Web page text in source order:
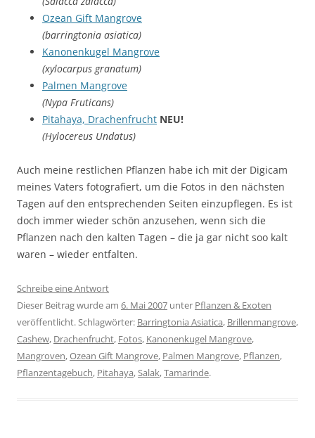
Ozean Gift Mangrove
(barringtonia asiatica)
Kanonenkugel Mangrove
(xylocarpus granatum)
Palmen Mangrove
(Nypa Fruticans)
Pitahaya, Drachenfrucht NEU!
(Hylocereus Undatus)
Auch meine restlichen Pflanzen habe ich mit der Digicam
meines Vaters fotografiert, um die Fotos in den nächsten
Tagen auf den entsprechenden Seiten einzupflegen. Es ist
doch immer wieder schön anzusehen, wenn sich die
Pflanzen nach den kalten Tagen – die ja gar nicht soo kalt
waren – wieder entfalten.
Schreibe eine Antwort
Dieser Beitrag wurde am 6. Mai 2007 unter Pflanzen & Exoten
veröffentlicht. Schlagwörter: Barringtonia Asiatica, Brillenmangrove,
Cashew, Drachenfrucht, Fotos, Kanonenkugel Mangrove,
Mangroven,Ozean Gift Mangrove, Palmen Mangrove, Pflanzen,
Pflanzentagebuch, Pitahaya,Salak,Tamarinde.